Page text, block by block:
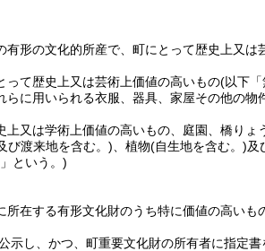
形の文化的所産で、町にとって歴史上又は
て歴史上又は芸術上価値の高いもの(以下「
に用いられる衣服、器具、家屋その他の物
又は学術上価値の高いもの、庭園、橋り
び渡来地を含む。) 、植物(自生地を含む。)及
という。)
所在する有形文化財のうち特に価値の高いも
し、かつ、町重要文化財の所有者に指定書